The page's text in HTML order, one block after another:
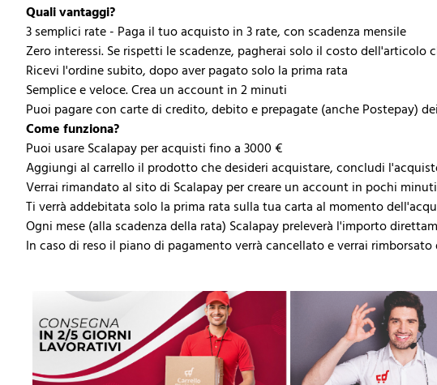
Quali vantaggi?
3 semplici rate - Paga il tuo acquisto in 3 rate, con scadenza mensile
Zero interessi. Se rispetti le scadenze, pagherai solo il costo dell'articolo
Ricevi l'ordine subito, dopo aver pagato solo la prima rata
Semplice e veloce. Crea un account in 2 minuti
Puoi pagare con carte di credito, debito e prepagate (anche Postepay)
Come funziona?
Puoi usare Scalapay per acquisti fino a 3000 €
Aggiungi al carrello il prodotto che desideri acquistare, concludi
Verrai rimandato al sito di Scalapay per creare un account in pochi
Ti verrà addebitata solo la prima rata sulla tua carta al momento
Ogni mese (alla scadenza della rata) Scalapay preleverà l'importo
In caso di reso il piano di pagamento verrà cancellato e verrai